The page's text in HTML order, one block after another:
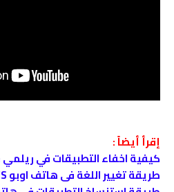
إقرأ أيضاً :
كيفية اخفاء التطبيقات في ريلمي Hide Apps Realme
طريقة تغيير اللغة فى هاتف اوبو Oppo A77S